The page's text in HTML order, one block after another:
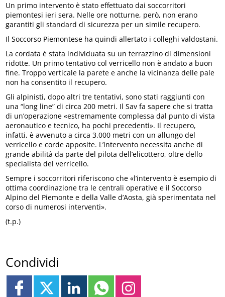
Un primo intervento è stato effettuato dai soccorritori
piemontesi ieri sera. Nelle ore notturne, però, non erano
garantiti gli standard di sicurezza per un simile recupero.
Il Soccorso Piemontese ha quindi allertato i colleghi valdostani.
La cordata è stata individuata su un terrazzino di dimensioni
ridotte. Un primo tentativo col verricello non è andato a buon
fine. Troppo verticale la parete e anche la vicinanza delle pale
non ha consentito il recupero.
Gli alpinisti, dopo altri tre tentativi, sono stati raggiunti con
una “long line” di circa 200 metri. Il Sav fa sapere che si tratta
di un’operazione «estremamente complessa dal punto di vista
aeronautico e tecnico, ha pochi precedenti». Il recupero,
infatti, è avvenuto a circa 3.000 metri con un allungo del
verricello e corde apposite. L’intervento necessita anche di
grande abilità da parte del pilota dell’elicottero, oltre dello
specialista del verricello.
Sempre i soccorritori riferiscono che «l’intervento è esempio di
ottima coordinazione tra le centrali operative e il Soccorso
Alpino del Piemonte e della Valle d’Aosta, già sperimentata nel
corso di numerosi interventi».
(t.p.)
Condividi